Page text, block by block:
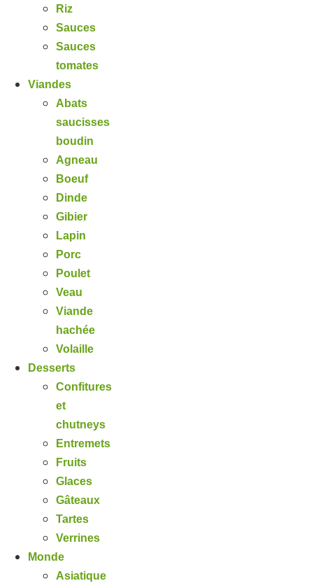
Riz
Sauces
Sauces
tomates
Viandes
Abats
saucisses
boudin
Agneau
Boeuf
Dinde
Gibier
Lapin
Porc
Poulet
Veau
Viande
hachée
Volaille
Desserts
Confitures
et
chutneys
Entremets
Fruits
Glaces
Gâteaux
Tartes
Verrines
Monde
Asiatique